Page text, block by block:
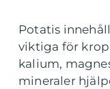
Potatis
viktiga för
kalium,
mineraler